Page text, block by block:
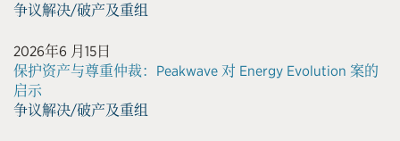
争议解决/破产及重组
2026年6 月15日
保护资产与尊重仲裁：Peakwave 对 Energy Evolution 案的
启示
争议解决/破产及重组